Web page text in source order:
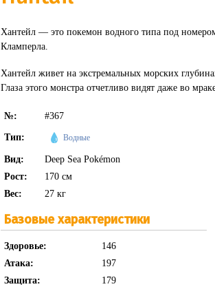
Хантейл — это покемон водного типа под
Кламперла.
Хантейл живет на экстремальных морских
Глаза этого монстра отчетливо видят даже во
№: #367
Тип: Водные
Вид:
Deep Sea Pokémon
Рост:
170 см
Вес:
27 кг
Базовые характеристики
Здоровье:
146
Атака:
197
Защита:
179